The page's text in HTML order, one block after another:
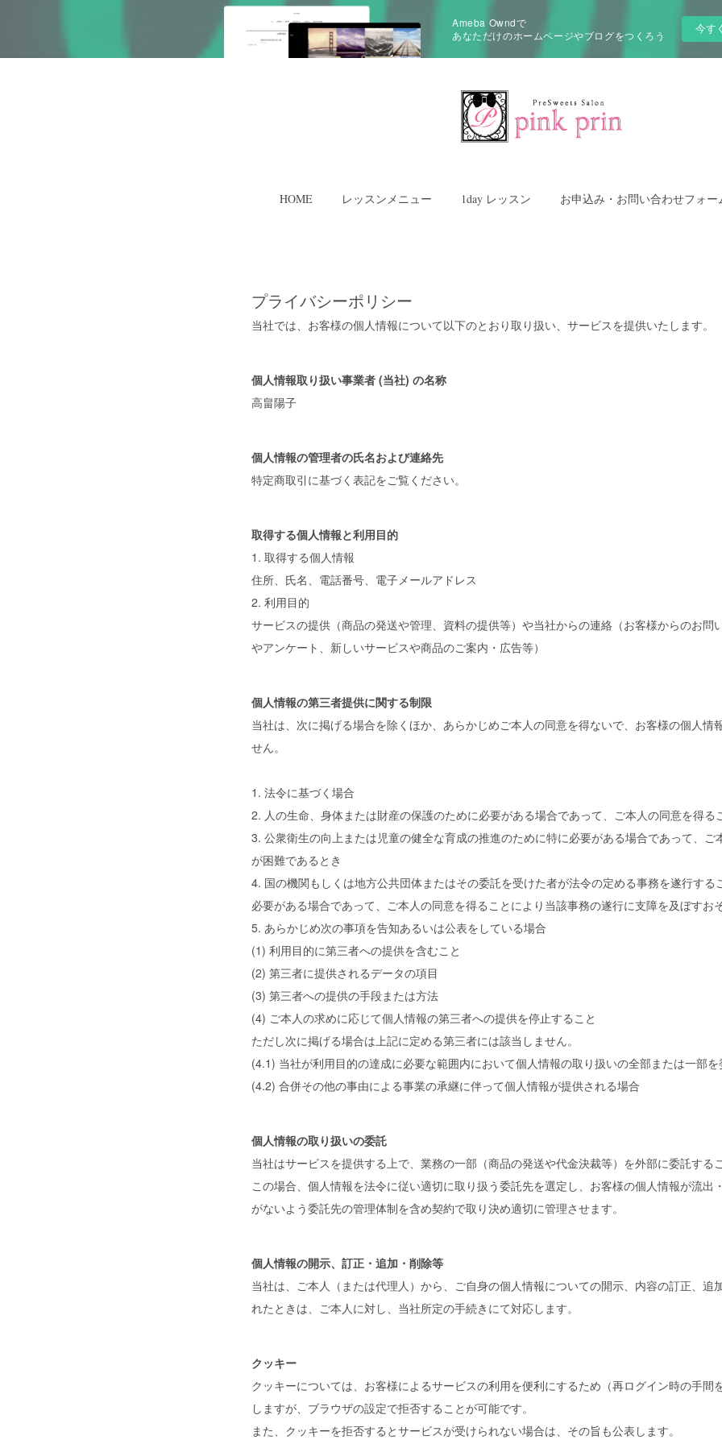
Ameba Owndで
あなただけのホームページやブログをつくろう
今す
HOME レッスンメニュー 1day レッスン お申込み・お問い合わせフォー
プライバシーポリシー
当社では、お客様の個人情報について以下のとおり取り扱い、サービスを提供いたします。
個人情報取り扱い事業者 (当社) の名称
高畠陽子
個人情報の管理者の氏名および連絡先
特定商取引に基づく表記をご覧ください。
取得する個人情報と利用目的
1. 取得する個人情報
住所、氏名、電話番号、電子メールアドレス
2. 利用目的
サービスの提供（商品の発送や管理、資料の提供等）や当社からの連絡（お客様からのお問
やアンケート、新しいサービスや商品のご案内・広告等）
個人情報の第三者提供に関する制限
当社は、次に掲げる場合を除くほか、あらかじめご本人の同意を得ないで、お客様の個人情
せん。
1. 法令に基づく場合
2. 人の生命、身体または財産の保護のために必要がある場合であって、ご本人の同意を得る
3. 公衆衛生の向上または児童の健全な育成の推進のために特に必要がある場合であって、ご
が困難であるとき
4. 国の機関もしくは地方公共団体またはその委託を受けた者が法令の定める事務を遂行する
必要がある場合であって、ご本人の同意を得ることにより当該事務の遂行に支障を及ぼすお
5. あらかじめ次の事項を告知あるいは公表をしている場合
(1) 利用目的に第三者への提供を含むこと
(2) 第三者に提供されるデータの項目
(3) 第三者への提供の手段または方法
(4) ご本人の求めに応じて個人情報の第三者への提供を停止すること
ただし次に掲げる場合は上記に定める第三者には該当しません。
(4.1) 当社が利用目的の達成に必要な範囲内において個人情報の取り扱いの全部または一部
(4.2) 合併その他の事由による事業の承継に伴って個人情報が提供される場合
個人情報の取り扱いの委託
当社はサービスを提供する上で、業務の一部（商品の発送や代金決裁等）を外部に委託する
この場合、個人情報を法令に従い適切に取り扱う委託先を選定し、お客様の個人情報が流出
がないよう委託先の管理体制を含め契約で取り決め適切に管理させます。
個人情報の開示、訂正・追加・削除等
当社は、ご本人（または代理人）から、ご自身の個人情報についての開示、内容の訂正、追
れたときは、ご本人に対し、当社所定の手続きにて対応します。
クッキー
クッキーについては、お客様によるサービスの利用を便利にするため（再ログイン時の手間
しますが、ブラウザの設定で拒否することが可能です。
また、クッキーを拒否するとサービスが受けられない場合は、その旨も公表します。